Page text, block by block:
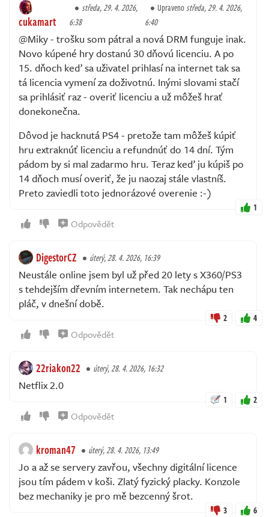
cukamart
středa, 29. 4. 2026,
6:38
Upravenostředa, 29. 4. 2026,
6:40
@Miky - trošku som pátral a nová DRM funguje inak.
Novo kúpené hry dostanú 30 dňovú licenciu. A po
15. dňoch keď sa uživatel prihlasí na internet tak sa
tá licencia vymení za doživotnú. Inými slovami stačí
sa prihlásiť raz - overiť licenciu a už môžeš hrať
donekonečna.
Dôvod je hacknutá PS4 - pretože tam môžeš kúpiť
hru extraknúť licenciu a refundnúť do 14 dní. Tým
pádom by si mal zadarmo hru. Teraz keď ju kúpiš po
14 dňoch musí overiť, že ju naozaj stále vlastníš.
Preto zaviedli toto jednorázové overenie :-)
1
Odpovědět
DigestorCZ úterý, 28. 4. 2026, 16:39
Neustále online jsem byl už před 20 lety s X360/PS3
s tehdejším dřevním internetem. Tak nechápu ten
pláč, v dnešní době.
2 4
Odpovědět
22riakon22 úterý, 28. 4. 2026, 16:32
Netflix 2.0
1 2
Odpovědět
kroman47 úterý, 28. 4. 2026, 13:49
Jo a až se servery zavřou, všechny digitální licence
jsou tím pádem v koši. Zlatý fyzický placky. Konzole
bez mechaniky je pro mě bezcenný šrot.
3 6